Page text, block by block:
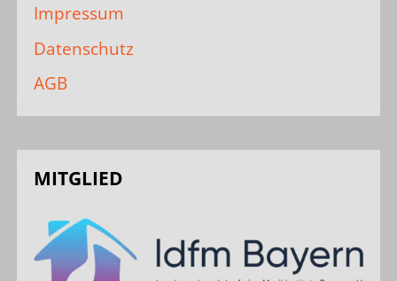
Impressum
Datenschutz
AGB
MITGLIED